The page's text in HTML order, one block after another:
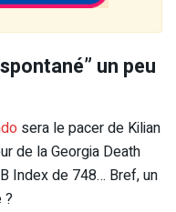
un peu
sera le pacer de Kilian
de la Georgia Death
Index de 748… Bref, un
?